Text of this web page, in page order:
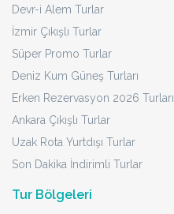
Devr-i Alem Turlar
İzmir Çıkışlı Turlar
Süper Promo Turlar
Deniz Kum Güneş Turları
Erken Rezervasyon 2026 Turları
Ankara Çıkışlı Turlar
Uzak Rota Yurtdışı Turlar
Son Dakika İndirimli Turlar
Tur Bölgeleri